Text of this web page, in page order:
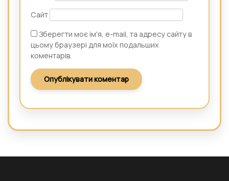
Сайт
Зберегти моє ім'я, e-mail, та адресу сайту в
цьому браузері для моїх подальших
коментарів.